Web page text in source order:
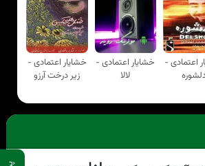
اعتمادی -
خشایار اعتمادی -
لالا
خشایار اعتمادی -
زیر درخت آرزو